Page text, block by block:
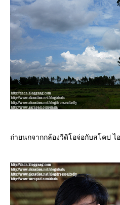
ถ่ายนกจากกล้องวีดิโอจ่อกับสโคป ไ